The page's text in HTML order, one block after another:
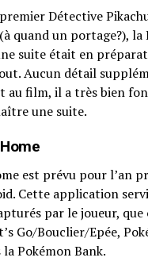
Détective
quand un portage?),
suite était en
Aucun détail
au film, il a très bien
une suite.
est prévu pour l’an
Cette application
par le joueur, que
Go/Bouclier/Epée,
la Pokémon Bank.